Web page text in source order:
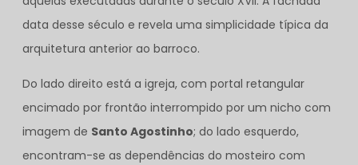
data desse século e revela uma simplicidade típica da
arquitetura anterior ao barroco.
Do lado direito está a igreja, com portal retangular
encimado por frontão interrompido por um nicho com
imagem de Santo Agostinho; do lado esquerdo,
encontram-se as dependências do mosteiro com